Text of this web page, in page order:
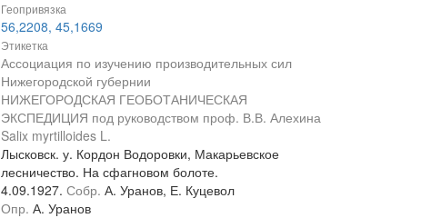
Геопривязка
56,2208, 45,1669
Этикетка
Ассоциация по изучению производительных сил
Нижегородской губернии
НИЖЕГОРОДСКАЯ ГЕОБОТАНИЧЕСКАЯ
ЭКСПЕДИЦИЯ под руководством проф. В.В. Алехина
Salix myrtilloides L.
Лысковск. у. Кордон Водоровки, Макарьевское
лесничество. На сфагновом болоте.
4.09.1927. Собр. А. Уранов, Е. Куцевол
Опр. А. Уранов